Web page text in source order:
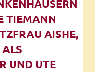
TIEMANN
AISHE,
UND UTE